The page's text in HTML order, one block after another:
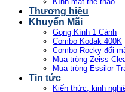
Thương hiệu
Khuyến Mãi
Gọng Kính 1 Cành
Combo Kodak 400K
Combo Rocky đổi
Mua tròng Zeiss
Mua tròng Essilor
Tin tức
Kiến thức, kinh